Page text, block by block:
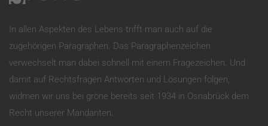
In allen Aspekten des Lebens trifft man auch auf die
zugehörigen Paragraphen. Das Paragraphenzeichen
verwechselt man dabei schnell mit einem Fragezeichen. Und
damit auf Rechtsfragen Antworten und Lösungen folgen,
widmen wir uns bei gröne bereits seit 1934 in Osnabrück dem
Recht unserer Mandanten.